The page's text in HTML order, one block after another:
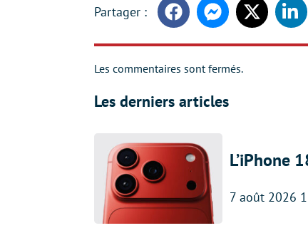
FacebookMessengerTwitter
Les commentaires sont fermés.
Les derniers articles
L’iPhone
7 août 2026